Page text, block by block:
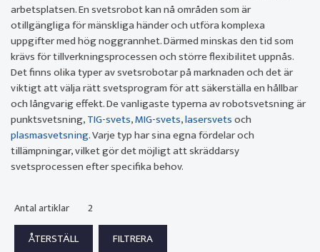
arbetsplatsen. En svetsrobot kan nå områden som är
otillgängliga för mänskliga händer och utföra komplexa
uppgifter med hög noggrannhet. Därmed minskas den tid som
krävs för tillverkningsprocessen och större flexibilitet uppnås.
Det finns olika typer av svetsrobotar på marknaden och det är
viktigt att välja rätt svetsprogram för att säkerställa en hållbar
och långvarig effekt. De vanligaste typerna av robotsvetsning är
punktsvetsning,TIG-svets,MIG-svets,lasersvetsoch
plasmasvetsning. Varje typ har sina egna fördelar och
tillämpningar, vilket gör det möjligt att skräddarsy
svetsprocessen efter specifika behov.
Antal artiklar 2